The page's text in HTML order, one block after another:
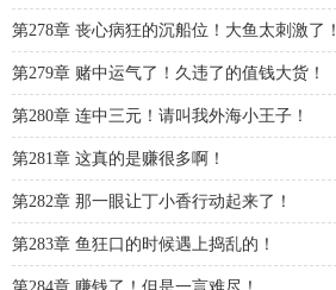
第278章 丧心病狂的沉船位！大鱼太刺激了！
第279章 赌中运气了！久违了的值钱大货！
第280章 连中三元！请叫我外海小王子！
第281章 这真的是赚很多啊！
第282章 那一眼让丁小香行动起来了！
第283章 鱼狂口的时候遇上捣乱的！